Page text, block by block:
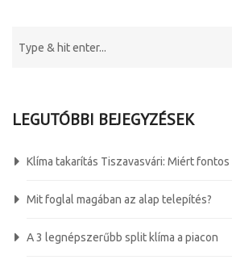
LEGUTÓBBI BEJEGYZÉSEK
Klíma takarítás Tiszavasvári: Miért
Mit foglal magában az alap telepítés?
A 3 legnépszerűbb split klíma a piacon